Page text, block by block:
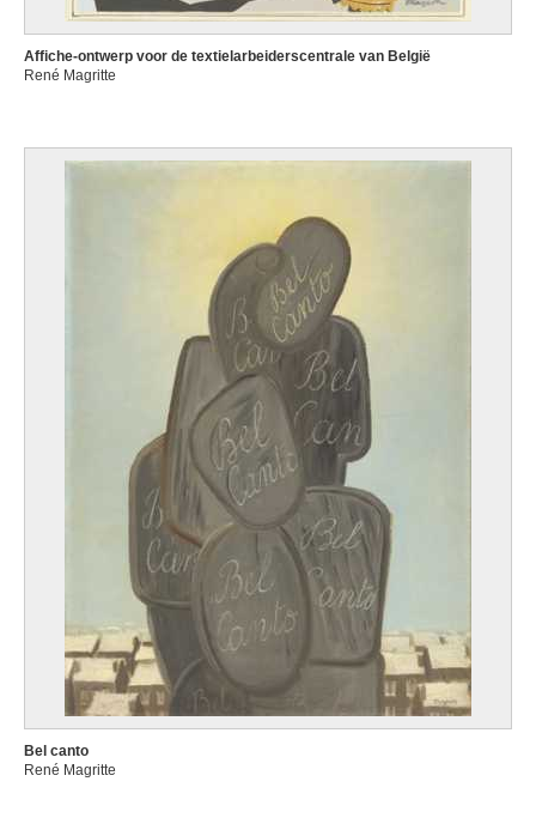
Affiche-ontwerp voor de textielarbeiderscentrale van België
René Magritte
Bel canto
René Magritte